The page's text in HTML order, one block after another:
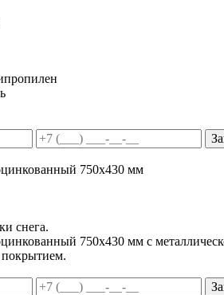
750х430 мм
снега.
750х430 мм с